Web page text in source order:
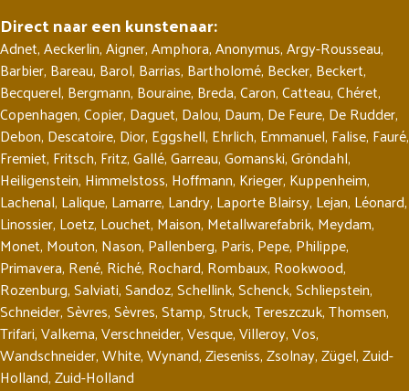
Direct naar een kunstenaar:
Adnet,Aeckerlin,Aigner,Amphora,Anonymus,Argy-Rousseau,
Barbier, Bareau, Barol, Barrias, Bartholomé, Becker, Beckert,
Becquerel, Bergmann, Bouraine, Breda,Caron,Catteau,Chéret,
Copenhagen,Copier, Daguet, Dalou, Daum, De Feure, De Rudder,
Debon, Descatoire, Dior, Eggshell, Ehrlich, Emmanuel, Falise, Fauré,
Fremiet, Fritsch, Fritz,Gallé,Garreau,Gomanski,Gröndahl,
Heiligenstein, Himmelstoss, Hoffmann, Krieger, Kuppenheim,
Lachenal, Lalique, Lamarre, Landry, Laporte Blairsy, Lejan, Léonard,
Linossier, Loetz, Louchet, Maison, Metallwarefabrik, Meydam,
Monet, Mouton, Nason, Pallenberg, Paris, Pepe, Philippe,
Primavera, René, Riché, Rochard, Rombaux, Rookwood,
Rozenburg,Salviati,Sandoz,Schellink,Schenck,Schliepstein,
Schneider,Sèvres,Sèvres,Stamp,Struck,Tereszczuk,Thomsen,
Trifari,Valkema,Verschneider,Vesque,Villeroy,Vos,
Wandschneider,White,Wynand,Zieseniss,Zsolnay,Zügel,Zuid-
Holland,Zuid-Holland